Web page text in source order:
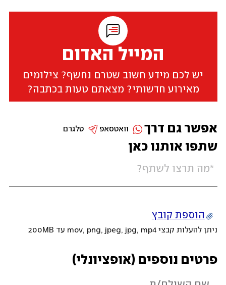
המייל האדום
יש לכם מידע חשוב שטרם נחשף? צילומים
מאירוע חדשותי? מצאתם טעות בכתבה?
שתפו אותנו כאן
הוספת קובץ
ניתן להעלות קבצי mov, png, jpeg, jpg, mp4 עד 200MB
פרטים נוספים (אופציונלי)
אפשר גם דרך טלגרם וואטסאפ